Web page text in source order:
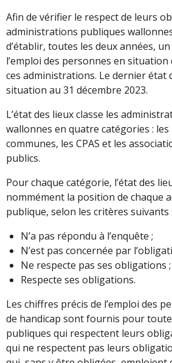
Afin de vérifier le respect de leurs
administrations publiques
d’établir, toutes les deux années,
l’emploi des personnes en situation
ces administrations. Le dernier état
situation au 31 décembre 2023.
L’état des lieux classe les
wallonnes en quatre catégories : les
communes, les CPAS et les
publics.
Pour chaque catégorie, l’état des
nommément la position de chaque
publique, selon les critères suivants :
N’a pas répondu à l’enquête ;
N’est pas concernée par
Ne respecte pas ses obligations ;
Respecte ses obligations.
Les chiffres précis de l’emploi des
de handicap sont fournis pour
publiques qui respectent leurs
qui ne respectent pas leurs